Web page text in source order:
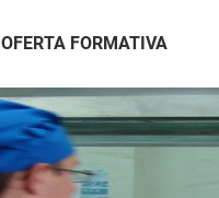
OFERTA FORMATIVA